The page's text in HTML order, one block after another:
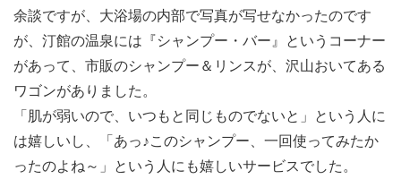
余談ですが、大浴場の内部で写真が写せなかったのです
が、汀館の温泉には『シャンプー・バー』というコーナー
があって、市販のシャンプー＆リンスが、沢山おいてある
ワゴンがありました。
「肌が弱いので、いつもと同じものでないと」という人に
は嬉しいし、「あっ♪このシャンプー、一回使ってみたか
ったのよね～」という人にも嬉しいサービスでした。